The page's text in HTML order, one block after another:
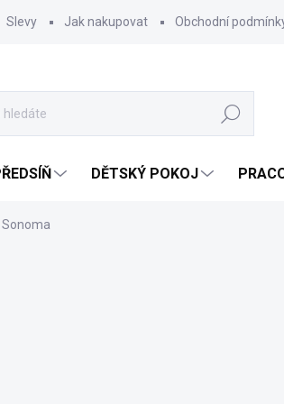
Slevy Jak nakupovat Obchodní
Hledat
DĚTSKÝ POKOJ
Sonoma